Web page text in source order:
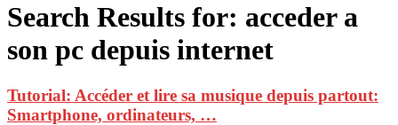
Search Results for: acceder a
son pc depuis internet
Tutorial: Accéder et lire sa musique depuis partout:
Smartphone, ordinateurs, …